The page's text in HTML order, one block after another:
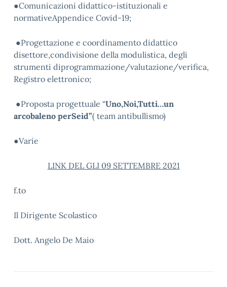
●Comunicazioni didattico-istituzionali e
normativeAppendice Covid-19;
●Progettazione e coordinamento didattico
disettore,condivisione della modulistica, degli
strumenti diprogrammazione/valutazione/verifica,
Registro elettronico;
●Proposta progettuale “Uno,Noi,Tutti…un
arcobaleno perSeid”( team antibullismo)
●Varie
LINK DEL GLI 09 SETTEMBRE 2021
f.to
Il Dirigente Scolastico
Dott. Angelo De Maio